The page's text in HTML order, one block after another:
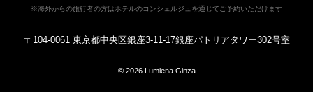
※海外からの旅行者の方はホテルのコンシェルジュを通じてご予約いただけます
〒104-0061 東京都中央区銀座3-11-17銀座パトリアタワー302号室
© 2026 Lumiena Ginza